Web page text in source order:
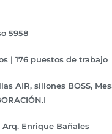
5958
| 176 puestos de trabajo
AIR, sillones BOSS,
Arq. Enrique Bañales